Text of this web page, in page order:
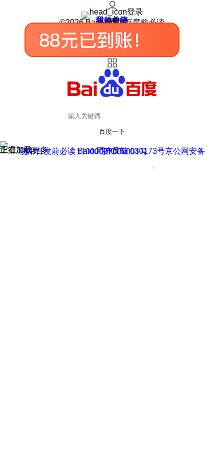
登录
我的关注
我的收藏
皮肤中心
用户反馈
设置
©2026 Baidu 使用百度前必读
百度一下
正在加载
上滑加载更多 用户反馈
使用百度前必读 Baidu 京ICP证030173号
京公网安备11000002000001号